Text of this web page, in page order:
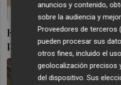
El Ibex 35 recupera
pendiente de la FED
anuncios y contenido,
sobre la audiencia y
Proveedores de terceros
pueden procesar sus
otros fines, incluido el
geolocalización precisos
del dispositivo. Sus